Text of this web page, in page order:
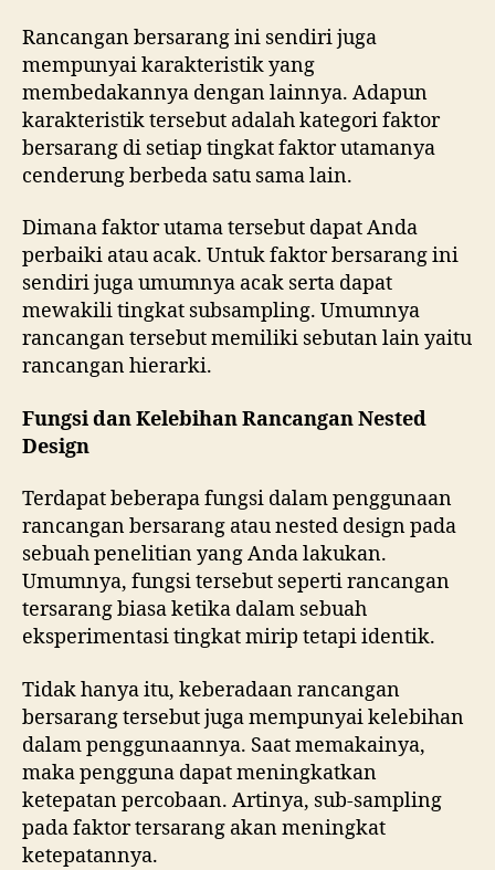
Rancangan bersarang ini sendiri juga
mempunyai karakteristik yang
membedakannya dengan lainnya. Adapun
karakteristik tersebut adalah kategori faktor
bersarang di setiap tingkat faktor utamanya
cenderung berbeda satu sama lain.
Dimana faktor utama tersebut dapat Anda
perbaiki atau acak. Untuk faktor bersarang ini
sendiri juga umumnya acak serta dapat
mewakili tingkat subsampling. Umumnya
rancangan tersebut memiliki sebutan lain yaitu
rancangan hierarki.
Fungsi dan Kelebihan Rancangan Nested
Design
Terdapat beberapa fungsi dalam penggunaan
rancangan bersarang atau nested design pada
sebuah penelitian yang Anda lakukan.
Umumnya, fungsi tersebut seperti rancangan
tersarang biasa ketika dalam sebuah
eksperimentasi tingkat mirip tetapi identik.
Tidak hanya itu, keberadaan rancangan
bersarang tersebut juga mempunyai kelebihan
dalam penggunaannya. Saat memakainya,
maka pengguna dapat meningkatkan
ketepatan percobaan. Artinya, sub-sampling
pada faktor tersarang akan meningkat
ketepatannya.